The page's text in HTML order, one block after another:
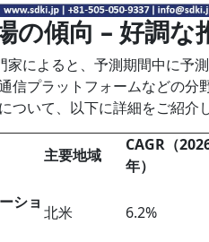
の傾向 – 好調
によると、予測期間中に予
信プラットフォームなどの
ついて、以下に詳細をご紹介し
主要地域
CAGR（
年）
ショ
北米 6.2%